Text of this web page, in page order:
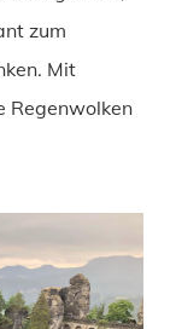
zum
Mit
Regenwolken